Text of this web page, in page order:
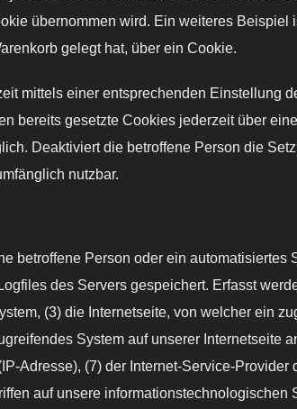
übernommen wird. Ein weiteres Beispiel
gelegt hat, über ein Cookie.
mittels einer entsprechenden Einstellung
bereits gesetzte Cookies jederzeit über
Deaktiviert die betroffene Person die
nutzbar.
betroffene Person oder ein
des Servers gespeichert. Erfasst
(3) die Internetseite, von welcher ein
System auf unserer Internetseite
Adresse), (7) der Internet-Service-Provider
auf unsere informationstechnologischen